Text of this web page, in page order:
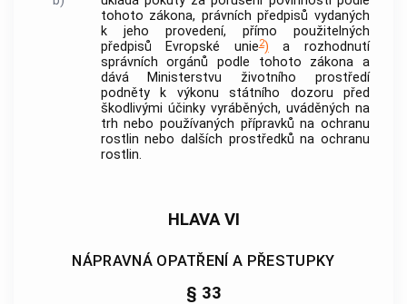
tohoto zákona, právních předpisů vydaných
k jeho provedení, přímo použitelných
předpisů Evropské unie2) a rozhodnutí
správních orgánů podle tohoto zákona a
dává Ministerstvu životního prostředí
podněty k výkonu státního dozoru před
škodlivými účinky vyráběných, uváděných na
trh nebo používaných přípravků na ochranu
rostlin nebo dalších prostředků na ochranu
rostlin.
HLAVA VI
NÁPRAVNÁ OPATŘENÍ A PŘESTUPKY
§ 33